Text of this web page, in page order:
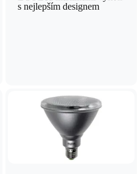
s nejlepším designem